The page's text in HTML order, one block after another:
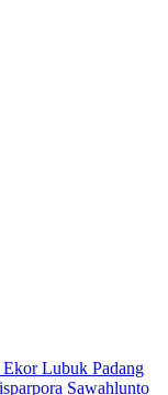
Lubuk Padang
Sawahlunto